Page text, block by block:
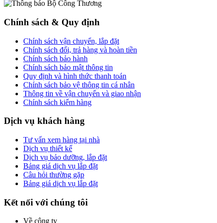
Chính sách & Quy định
Chính sách vận chuyển, lắp đặt
Chính sách đổi, trả hàng và hoàn tiền
Chính sách bảo hành
Chính sách bảo mật thông tin
Quy định và hình thức thanh toán
Chính sách bảo vệ thông tin cá nhân
Thông tin về vận chuyển và giao nhận
Chính sách kiểm hàng
Dịch vụ khách hàng
Tư vấn xem hàng tại nhà
Dịch vụ thiết kế
Dịch vụ bảo dưỡng, lắp đặt
Bảng giá dịch vụ lắp đặt
Câu hỏi thường gặp
Bảng giá dịch vụ lắp đặt
Kết nối với chúng tôi
Về công ty